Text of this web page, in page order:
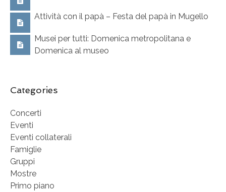
Attività con il papà – Festa del papà in Mugello
Musei per tutti: Domenica metropolitana e
Domenica al museo
Categories
Concerti
Eventi
Eventi collaterali
Famiglie
Gruppi
Mostre
Primo piano